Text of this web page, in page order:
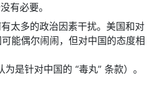
有必要。
太多的政治因素干扰。美国和对
能偶尔闹闹，但对中国的态度相
是针对中国的 “毒丸” 条款）。